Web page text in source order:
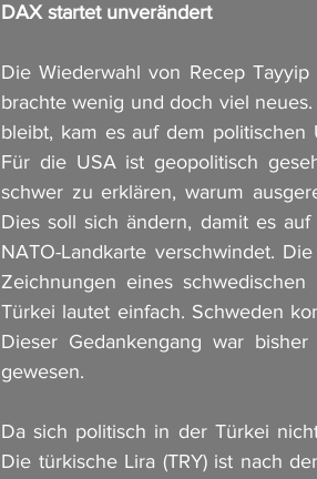
DAX startet unverändert
Die Wiederwahl von Recep Tayyip
brachte wenig und doch viel
bleibt, kam es auf dem politischen
Für die USA ist geopolitisch
schwer zu erklären, warum
Dies soll sich ändern, damit es
NATO-Landkarte verschwindet.
Zeichnungen eines
Türkei lautet einfach. Schweden
Dieser Gedankengang war
gewesen.
Da sich politisch in der Türkei
Die türkische Lira (TRY) ist nach